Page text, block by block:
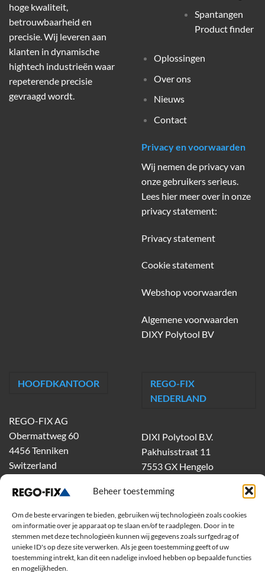
Beheer toestemming
Om de beste ervaringen te bieden, gebruiken wij technologieën zoals cookies
om informatie over je apparaat op te slaan en/of te raadplegen. Door in te
stemmen met deze technologieën kunnen wij gegevens zoals surfgedrag of
unieke ID's op deze site verwerken. Als je geen toestemming geeft of uw
toestemming intrekt, kan dit een nadelige invloed hebben op bepaalde functies
en mogelijkheden.
hoge kwaliteit,
betrouwbaarheid en
precisie. Wij leveren aan
klanten in dynamische
hightech industrieën waar
repeterende precisie
gevraagd wordt.
Spantangen
Product finder
Oplossingen
Over ons
Nieuws
Contact
Privacy en voorwaarden
Wij nemen de privacy van
onze gebruikers serieus.
Lees hier meer over in onze
privacy statement:
Privacy statement
Cookie statement
Webshop voorwaarden
Algemene voorwaarden
DIXY Polytool BV
HOOFDKANTOOR
REGO-FIX AG
Obermattweg 60
4456 Tenniken
Switzerland
REGO-FIX
NEDERLAND
DIXI Polytool B.V.
Pakhuisstraat 11
7553 GX Hengelo
dixiholland@dixi.com
www.dixipolytool.com
Volg ons op Youtube
Volg ons op Linkedin